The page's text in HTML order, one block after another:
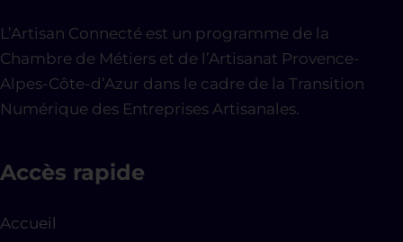
L’Artisan Connecté est un programme de la
Chambre de Métiers et de l’Artisanat Provence-
Alpes-Côte-d’Azur dans le cadre de la Transition
Numérique des Entreprises Artisanales.
Accès rapide
Accueil